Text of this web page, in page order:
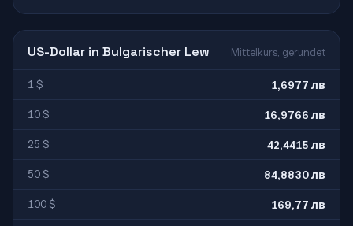
US-Dollar in Bulgarischer Lew Mittelkurs, gerundet
1 $ 1,6977 лв
10 $ 16,9766 лв
25 $ 42,4415 лв
50 $ 84,8830 лв
100 $ 169,77 лв